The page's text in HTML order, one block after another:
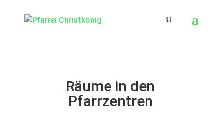
Räume in den
Pfarrzentren